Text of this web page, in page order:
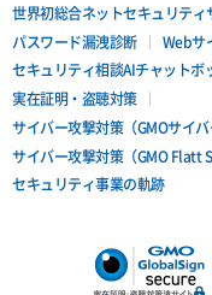
世界初総合ネットセキュリティ
パスワード漏洩診断
Webサ
セキュリティ相談AIチャットボ
実在証明・盗聴対策
サイバー攻撃対策（GMOサイ
サイバー攻撃対策（GMO Flatt
セキュリティ事業の軌跡